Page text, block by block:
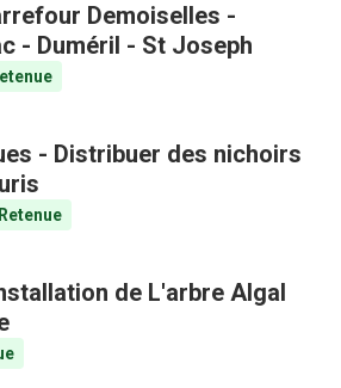
Demoiselles -
- Duméril - St Joseph
- Distribuer des nichoirs
Retenue
de L'arbre Algal